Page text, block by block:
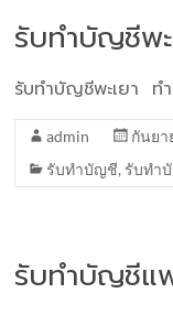
รับทำบัญชีพะ
รับทำบัญชีพะเยา ท
admin
กันยา
รับทำบัญชี, รับทำ
รับทำบัญชีแ